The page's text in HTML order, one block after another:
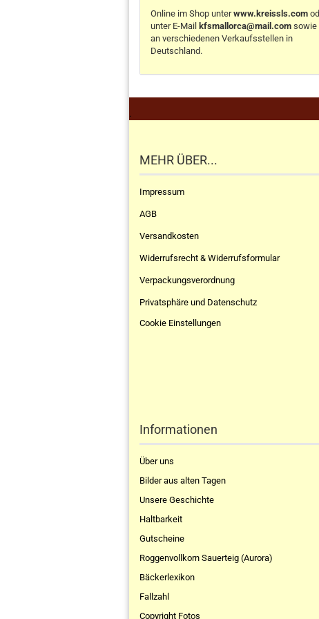
Online im Shop unterwww.kreissls.com
unter E-Mail kfsmallorca@mail.com sowie
an verschiedenen Verkaufsstellen in
Deutschland.
.
MEHR ÜBER...
Impressum
AGB
Versandkosten
Widerrufsrecht & Widerrufsformular
Verpackungsverordnung
Privatsphäre und Datenschutz
Cookie Einstellungen
Informationen
Über uns
Bilder aus alten Tagen
Unsere Geschichte
Haltbarkeit
Gutscheine
Roggenvollkorn Sauerteig (Aurora)
Bäckerlexikon
Fallzahl
Copyright Fotos